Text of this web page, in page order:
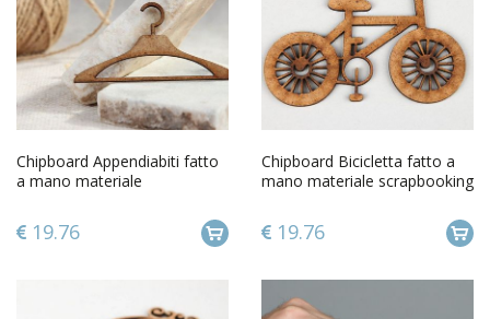
Chipboard Appendiabiti fatto
a mano materiale
scrapbooking
19.76
Chipboard Bicicletta fatto a
mano materiale scrapbooking
19.76